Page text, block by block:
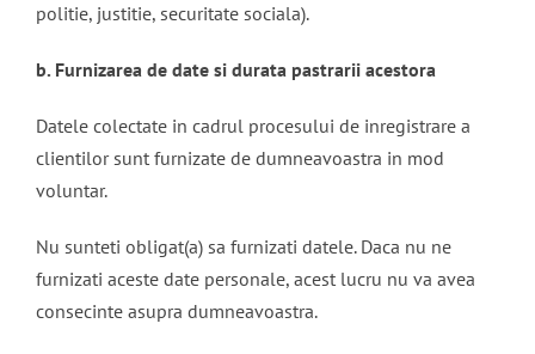
politie, justitie, securitate sociala).
b. Furnizarea de date si durata pastrarii acestora
Datele colectate in cadrul procesului de inregistrare a
clientilor sunt furnizate de dumneavoastra in mod
voluntar.
Nu sunteti obligat(a) sa furnizati datele. Daca nu ne
furnizati aceste date personale, acest lucru nu va avea
consecinte asupra dumneavoastra.